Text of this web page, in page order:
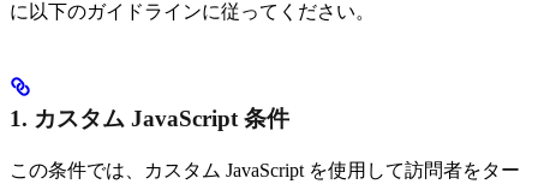
に以下のガイドラインに従ってください。
1. カスタム JavaScript 条件
この条件では、カスタム JavaScript を使用して訪問者をター